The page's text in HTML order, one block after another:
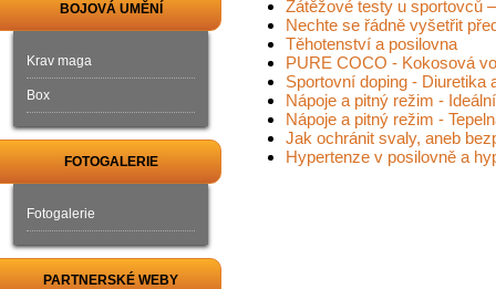
Zátěžové testy u sportovců
Nechte se řádně vyšetřit
Těhotenství a posilovna
PURE COCO - Kokosová
Sportovní doping - Diuretika
Nápoje a pitný režim -
Nápoje a pitný režim -
Jak ochránit svaly, aneb
Hypertenze v posilovně a
BOJOVÁ UMĚNÍ
Krav maga
Box
FOTOGALERIE
Fotogalerie
PARTNERSKÉ WEBY